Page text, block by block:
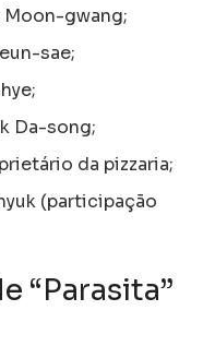
gwang;
sae;
Da-song;
da pizzaria;
(participação
“Parasita”